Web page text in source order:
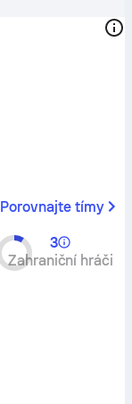
Porovnajte tímy
3
Zahraniční hráči